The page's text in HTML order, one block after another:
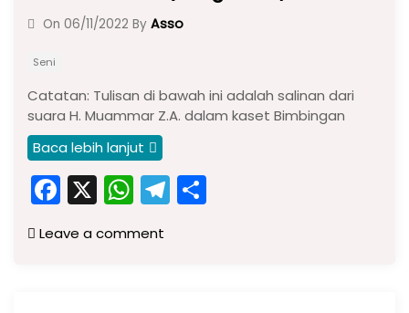
On 06/11/2022 By Asso
Seni
Catatan: Tulisan di bawah ini adalah salinan dari
suara H. Muammar Z.A. dalam kaset Bimbingan
Baca lebih lanjut
F
a
c
X W
h
a
T
el
Leave a comment